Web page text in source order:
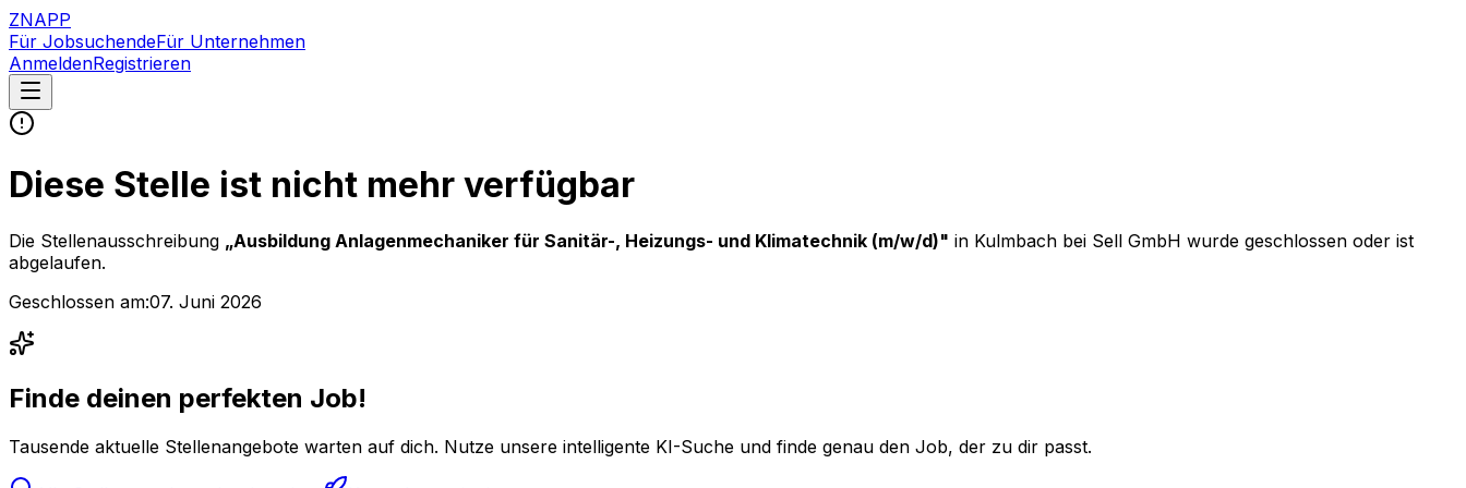
ZNAPP
Für JobsuchendeFür Unternehmen
AnmeldenRegistrieren
Diese Stelle ist nicht mehr verfügbar
Die Stellenausschreibung „Ausbildung Anlagenmechaniker für Sanitär-, Heizungs- und Klimatechnik (m/w/d)" in Kulmbach bei Sell GmbH wurde geschlossen oder ist
abgelaufen.
Geschlossen am:07. Juni 2026
Finde deinen perfekten Job!
Tausende aktuelle Stellenangebote warten auf dich. Nutze unsere intelligente KI-Suche und finde genau den Job, der zu dir passt.